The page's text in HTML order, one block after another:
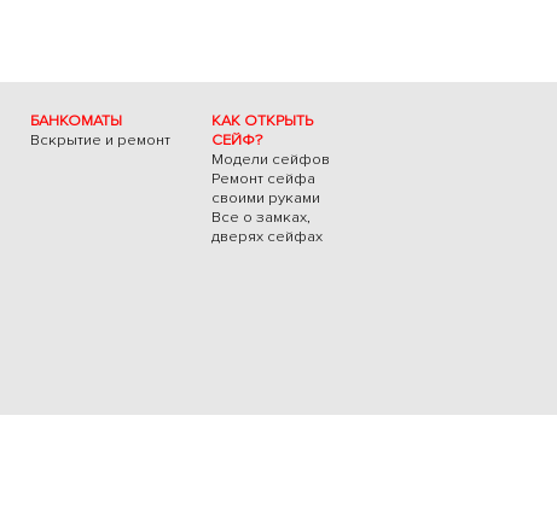
БАНКОМАТЫ
Вскрытие и ремонт
КАК ОТКРЫТЬ
СЕЙФ?
Модели сейфов
Ремонт сейфа
своими руками
Все о замках,
дверях сейфах